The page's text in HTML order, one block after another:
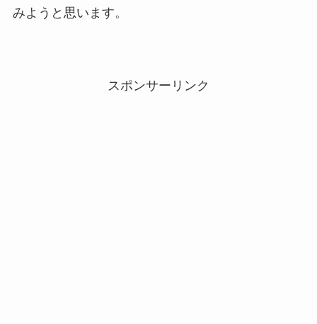
みようと思います。
スポンサーリンク